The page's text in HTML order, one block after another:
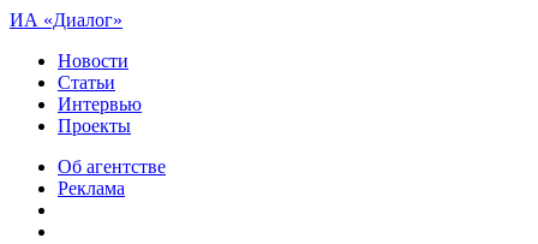
ИА «Диалог»
Новости
Статьи
Интервью
Проекты
Об агентстве
Реклама